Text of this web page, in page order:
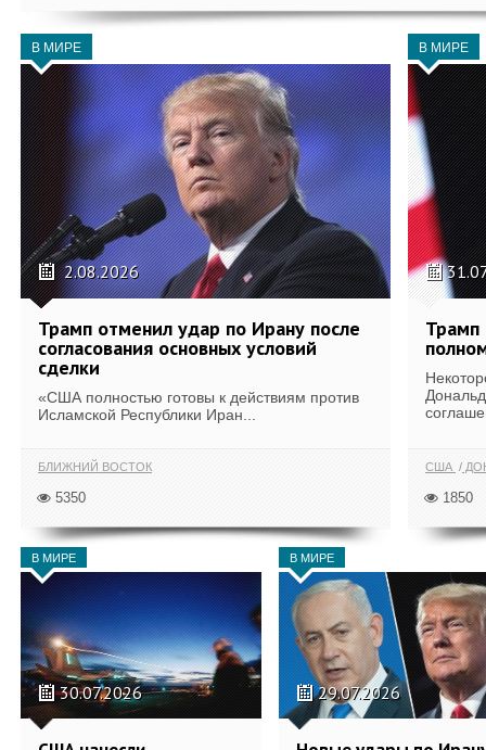
В МИРЕ
2.08.2026
Трамп отменил удар по Ирану после
согласования основных условий
сделки
«США полностью готовы к действиям против
Исламской Республики Иран...
БЛИЖНИЙ ВОСТОК
5350
В МИРЕ
Трамп
США
1850
В МИРЕ
30.07.2026
В МИРЕ
29.07.2026